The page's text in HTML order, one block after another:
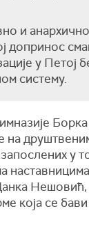
и
допринос
у Петој
систему.
на
у
Нешовић,
која се